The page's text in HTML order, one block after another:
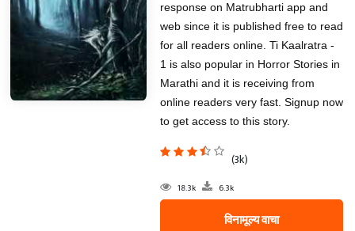
response on Matrubharti app and
web since it is published free to read
for all readers online. Ti Kaalratra -
1 is also popular in Horror Stories in
Marathi and it is receiving from
online readers very fast. Signup now
to get access to this story.
(3k)
18.3k 6.3k
विनामूल्य वाचा